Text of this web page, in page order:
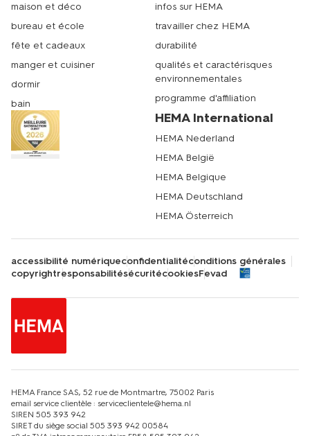
maison et déco
bureau et école
fête et cadeaux
manger et cuisiner
dormir
bain
infos sur HEMA
travailler chez HEMA
durabilité
qualités et caractérisques
environnementales
programme d'affiliation
HEMA International
HEMA Nederland
HEMA België
HEMA Belgique
HEMA Deutschland
HEMA Österreich
accessibilité numériqueconfidentialitéconditions générales
copyrightresponsabilitésécuritécookiesFevad
HEMA France SAS, 52 rue de Montmartre, 75002 Paris
email service clientèle : serviceclientele@hema.nl
SIREN 505 393 942
SIRET du siège social 505 393 942 00584